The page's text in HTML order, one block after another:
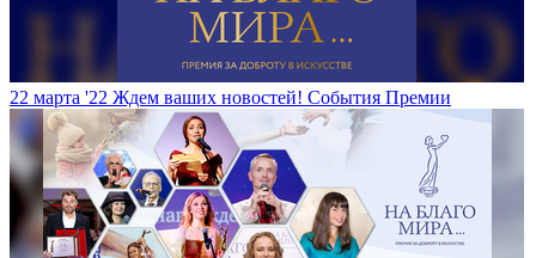
22 марта '22 Ждем ваших новостей! События Премии